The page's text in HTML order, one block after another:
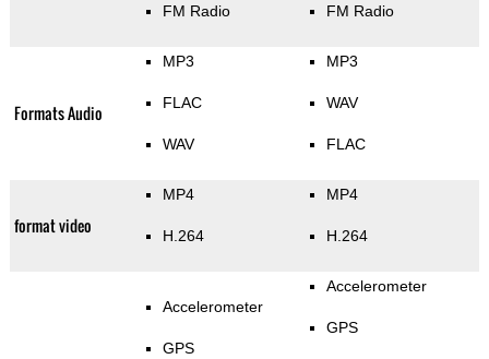
FM Radio FM Radio
Formats Audio
MP3
FLAC
WAV
MP3
WAV
FLAC
format video
MP4
H.264
MP4
H.264
Accelerometer
GPS
Accelerometer
GPS